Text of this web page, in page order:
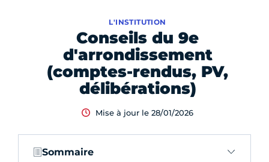
Conseils du 9e
d'arrondissement
(comptes-rendus, PV,
délibérations)
L'INSTITUTION
Mise à jour le 28/01/2026
Sommaire